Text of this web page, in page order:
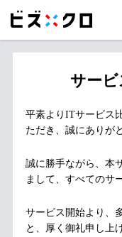
サー
平素よりITサービス
ただき、誠にありが
誠に勝手ながら、本
まして、すべてのサ
サービス開始より、
と、厚く御礼申し上